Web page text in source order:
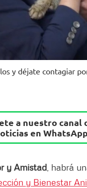
y déjate contagiar
a nuestro canal
en WhatsApp
y Amistad , habrá
y Bienestar